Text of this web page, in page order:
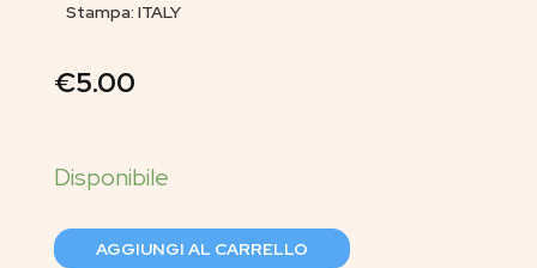
Stampa: ITALY
€5.00
AGGIUNGI AL CARRELLO